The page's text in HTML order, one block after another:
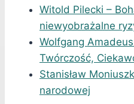
Witold Pilecki –
niewyobrażalne
Wolfgang
Twórczość,
Stanisław
narodowej